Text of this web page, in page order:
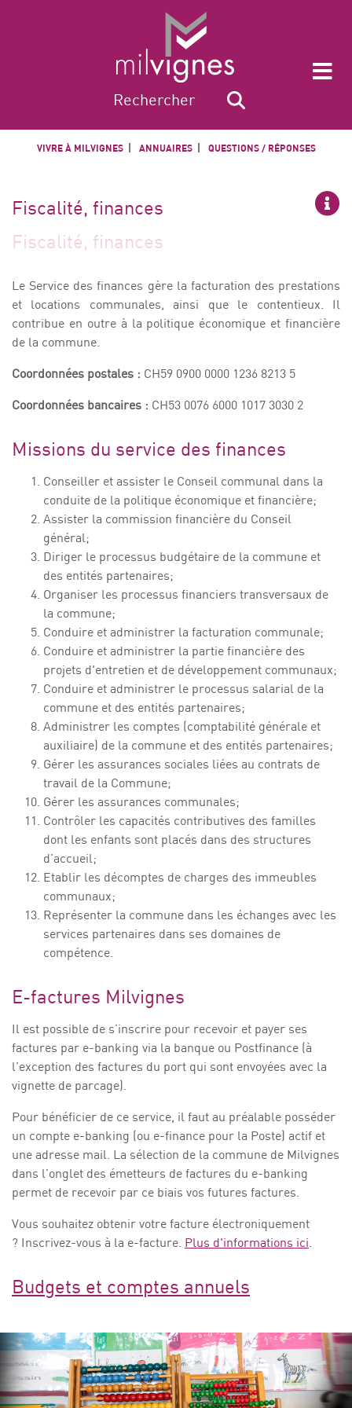
VIVRE À MILVIGNES ANNUAIRES QUESTIONS / RÉPONSES
Fiscalité, finances
Fiscalité, finances
Le Service des finances gère la facturation des prestations
et locations communales, ainsi que le contentieux. Il
contribue en outre à la politique économique et financière
de la commune.
Coordonnées postales : CH59 0900 0000 1236 8213 5
Coordonnées bancaires : CH53 0076 6000 1017 3030 2
Missions du service des finances
Conseiller et assister le Conseil communal dans la
conduite de la politique économique et financière;
Assister la commission financière du Conseil
général;
Diriger le processus budgétaire de la commune et
des entités partenaires;
Organiser les processus financiers transversaux de
la commune;
Conduire et administrer la facturation communale;
Conduire et administrer la partie financière des
projets d'entretien et de développement communaux;
Conduire et administrer le processus salarial de la
commune et des entités partenaires;
Administrer les comptes (comptabilité générale et
auxiliaire) de la commune et des entités partenaires;
Gérer les assurances sociales liées au contrats de
travail de la Commune;
Gérer les assurances communales;
Contrôler les capacités contributives des familles
dont les enfants sont placés dans des structures
d’accueil;
Etablir les décomptes de charges des immeubles
communaux;
Représenter la commune dans les échanges avec les
services partenaires dans ses domaines de
compétence.
E-factures Milvignes
Il est possible de s’inscrire pour recevoir et payer ses
factures par e-banking via la banque ou Postfinance (à
l’exception des factures du port qui sont envoyées avec la
vignette de parcage).
Pour bénéficier de ce service, il faut au préalable posséder
un compte e-banking (ou e-finance pour la Poste) actif et
une adresse mail. La sélection de la commune de Milvignes
dans l’onglet des émetteurs de factures du e-banking
permet de recevoir par ce biais vos futures factures.
Vous souhaitez obtenir votre facture électroniquement
? Inscrivez-vous à la e-facture. Plus d'informations ici.
Budgets et comptes annuels